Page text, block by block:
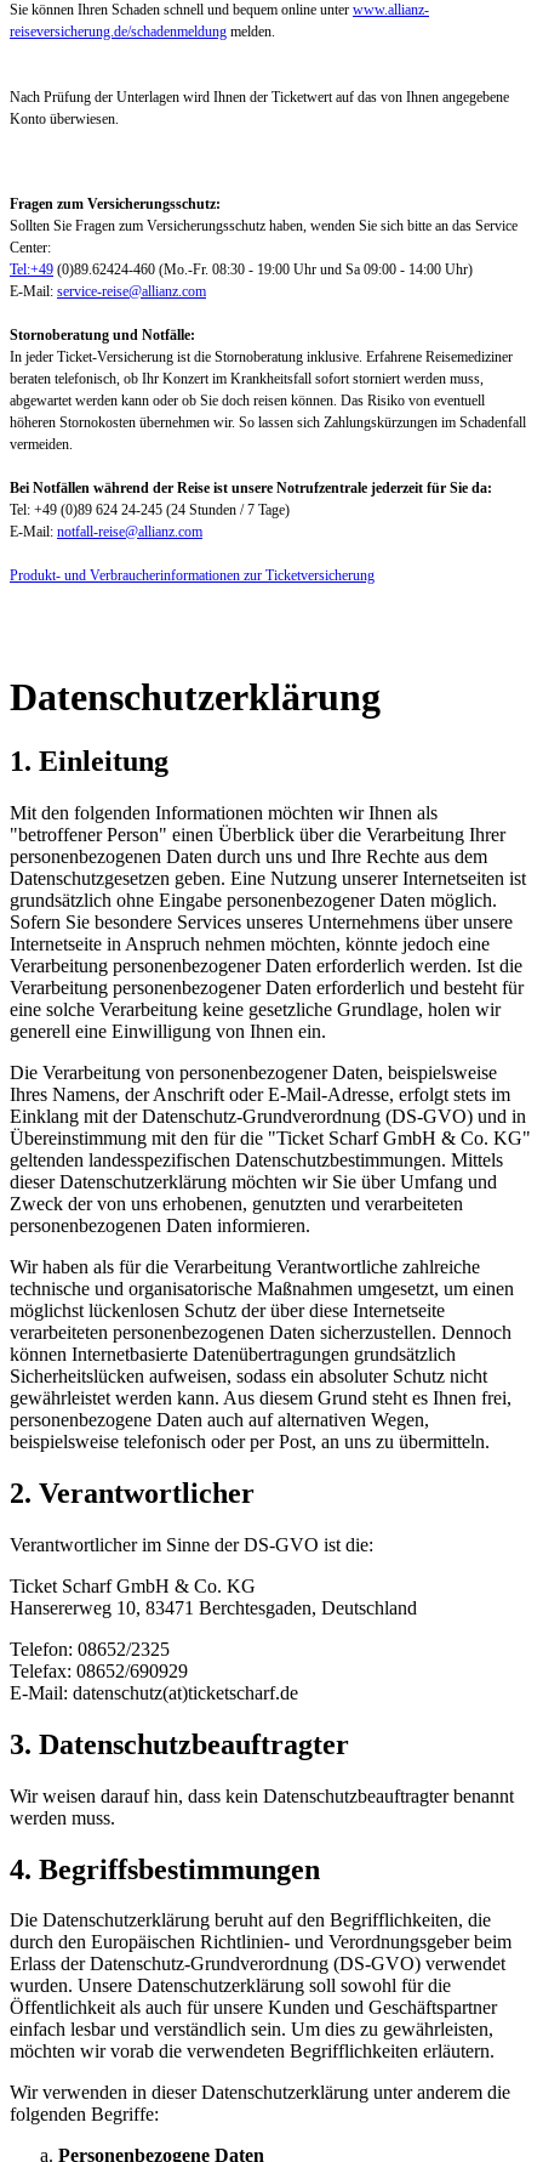
Sie können Ihren Schaden schnell und bequem online unter www.allianz-
reiseversicherung.de/schadenmeldung melden.
Nach Prüfung der Unterlagen wird Ihnen der Ticketwert auf das von Ihnen angegebene
Konto überwiesen.
Fragen zum Versicherungsschutz:
Sollten Sie Fragen zum Versicherungsschutz haben, wenden Sie sich bitte an das Service
Center:
Tel:+49 (0)89.62424-460 (Mo.-Fr. 08:30 - 19:00 Uhr und Sa 09:00 - 14:00 Uhr)
E-Mail: service-reise@allianz.com
Stornoberatung und Notfälle:
In jeder Ticket-Versicherung ist die Stornoberatung inklusive. Erfahrene Reisemediziner
beraten telefonisch, ob Ihr Konzert im Krankheitsfall sofort storniert werden muss,
abgewartet werden kann oder ob Sie doch reisen können. Das Risiko von eventuell
höheren Stornokosten übernehmen wir. So lassen sich Zahlungskürzungen im Schadenfall
vermeiden.
Bei Notfällen während der Reise ist unsere Notrufzentrale jederzeit für Sie da:
Tel: +49 (0)89 624 24-245 (24 Stunden / 7 Tage)
E-Mail: notfall-reise@allianz.com
Produkt- und Verbraucherinformationen zur Ticketversicherung
Datenschutzerklärung
1. Einleitung
Mit den folgenden Informationen möchten wir Ihnen als
"betroffener Person" einen Überblick über die Verarbeitung Ihrer
personenbezogenen Daten durch uns und Ihre Rechte aus dem
Datenschutzgesetzen geben. Eine Nutzung unserer Internetseiten ist
grundsätzlich ohne Eingabe personenbezogener Daten möglich.
Sofern Sie besondere Services unseres Unternehmens über unsere
Internetseite in Anspruch nehmen möchten, könnte jedoch eine
Verarbeitung personenbezogener Daten erforderlich werden. Ist die
Verarbeitung personenbezogener Daten erforderlich und besteht für
eine solche Verarbeitung keine gesetzliche Grundlage, holen wir
generell eine Einwilligung von Ihnen ein.
Die Verarbeitung von personenbezogener Daten, beispielsweise
Ihres Namens, der Anschrift oder E-Mail-Adresse, erfolgt stets im
Einklang mit der Datenschutz-Grundverordnung (DS-GVO) und in
Übereinstimmung mit den für die "Ticket Scharf GmbH & Co. KG"
geltenden landesspezifischen Datenschutzbestimmungen. Mittels
dieser Datenschutzerklärung möchten wir Sie über Umfang und
Zweck der von uns erhobenen, genutzten und verarbeiteten
personenbezogenen Daten informieren.
Wir haben als für die Verarbeitung Verantwortliche zahlreiche
technische und organisatorische Maßnahmen umgesetzt, um einen
möglichst lückenlosen Schutz der über diese Internetseite
verarbeiteten personenbezogenen Daten sicherzustellen. Dennoch
können Internetbasierte Datenübertragungen grundsätzlich
Sicherheitslücken aufweisen, sodass ein absoluter Schutz nicht
gewährleistet werden kann. Aus diesem Grund steht es Ihnen frei,
personenbezogene Daten auch auf alternativen Wegen,
beispielsweise telefonisch oder per Post, an uns zu übermitteln.
2. Verantwortlicher
Verantwortlicher im Sinne der DS-GVO ist die:
Ticket Scharf GmbH & Co. KG
Hansererweg 10, 83471 Berchtesgaden, Deutschland
Telefon: 08652/2325
Telefax: 08652/690929
E-Mail: datenschutz(at)ticketscharf.de
3. Datenschutzbeauftragter
Wir weisen darauf hin, dass kein Datenschutzbeauftragter benannt
werden muss.
4. Begriffsbestimmungen
Die Datenschutzerklärung beruht auf den Begrifflichkeiten, die
durch den Europäischen Richtlinien- und Verordnungsgeber beim
Erlass der Datenschutz-Grundverordnung (DS-GVO) verwendet
wurden. Unsere Datenschutzerklärung soll sowohl für die
Öffentlichkeit als auch für unsere Kunden und Geschäftspartner
einfach lesbar und verständlich sein. Um dies zu gewährleisten,
möchten wir vorab die verwendeten Begrifflichkeiten erläutern.
Wir verwenden in dieser Datenschutzerklärung unter anderem die
folgenden Begriffe:
Personenbezogene Daten